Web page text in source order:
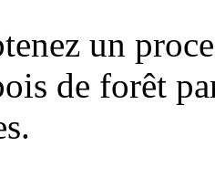
un
de forêt